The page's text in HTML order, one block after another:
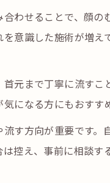
ハリ
リン
わせることで、顔
意識した施術が増
元まで丁寧に流す
になる方にもおす
す方向が重要です
控え、事前に相談す